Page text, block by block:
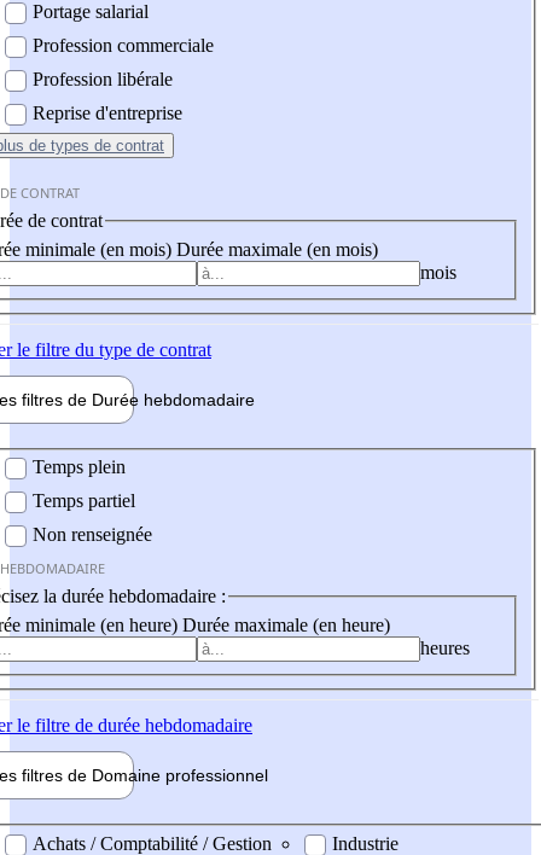
Portage salarial
Profession commerciale
Profession libérale
Reprise d'entreprise
de types de contrat
CONTRAT
de contrat
minimale (en mois) Durée maximale (en mois)
mois
le filtre du type de contrat
filtres de Durée hebdomadaire
Temps plein
Temps partiel
Non renseignée
la durée hebdomadaire :
minimale (en heure) Durée maximale (en heure)
heures
le filtre de durée hebdomadaire
filtres de Domaine professionnel
professionel
Achats / Comptabilité / Gestion
Industrie